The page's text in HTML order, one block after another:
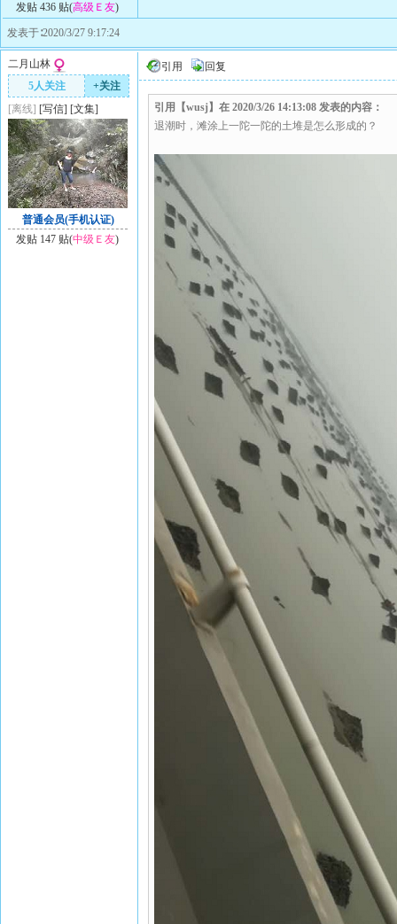
发贴 436 贴(高级Ｅ友)
发表于∶2020/3/27 9:17:24
二月山林
5人关注
+关注
[离线] [写信] [文集]
普通会员(手机认证)
发贴 147 贴(中级Ｅ友)
引用 回复
引用【wusj】在 2020/3/26 14:13:08 发表的内容：
退潮时，滩涂上一陀一陀的土堆是怎么形成的？